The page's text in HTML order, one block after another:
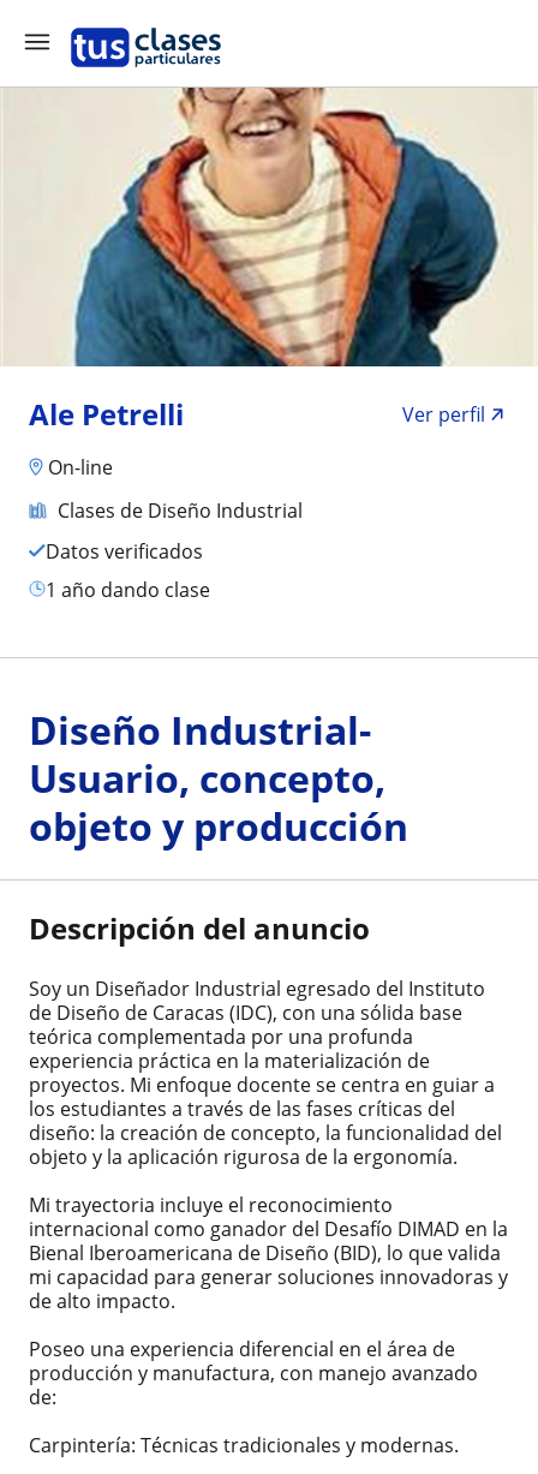
Ale Petrelli
Ver perfil
On-line
Clases de Diseño Industrial
Datos verificados
1 año dando clase
Diseño Industrial-
Usuario, concepto,
objeto y producción
Descripción del anuncio
Soy un Diseñador Industrial egresado del Instituto
de Diseño de Caracas (IDC), con una sólida base
teórica complementada por una profunda
experiencia práctica en la materialización de
proyectos. Mi enfoque docente se centra en guiar a
los estudiantes a través de las fases críticas del
diseño: la creación de concepto, la funcionalidad del
objeto y la aplicación rigurosa de la ergonomía.
Mi trayectoria incluye el reconocimiento
internacional como ganador del Desafío DIMAD en la
Bienal Iberoamericana de Diseño (BID), lo que valida
mi capacidad para generar soluciones innovadoras y
de alto impacto.
Poseo una experiencia diferencial en el área de
producción y manufactura, con manejo avanzado
de:
Carpintería: Técnicas tradicionales y modernas.